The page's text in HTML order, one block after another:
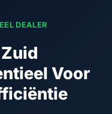
DEALER
Voor